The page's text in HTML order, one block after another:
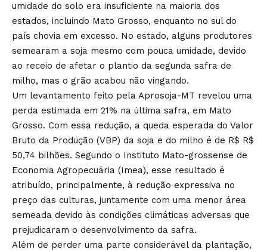
umidade do solo era insuficiente na maioria dos
estados, incluindo Mato Grosso, enquanto no sul do
país chovia em excesso. No estado, alguns produtores
semearam a soja mesmo com pouca umidade, devido
ao receio de afetar o plantio da segunda safra de
milho, mas o grão acabou não vingando.
Um levantamento feito pela Aprosoja-MT revelou uma
perda estimada em 21% na última safra, em Mato
Grosso. Com essa redução, a queda esperada do Valor
Bruto da Produção (VBP) da soja e do milho é de R$ R$
50,74 bilhões. Segundo o Instituto Mato-grossense de
Economia Agropecuária (Imea), esse resultado é
atribuído, principalmente, à redução expressiva no
preço das culturas, juntamente com uma menor área
semeada devido às condições climáticas adversas que
prejudicaram o desenvolvimento da safra.
Além de perder uma parte considerável da plantação,